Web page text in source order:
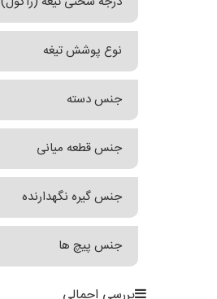
نوع پوشش تیغه
جنس دسته
جنس قطعه میانی
جنس گیره نگهدارنده
جنس پیچ ها